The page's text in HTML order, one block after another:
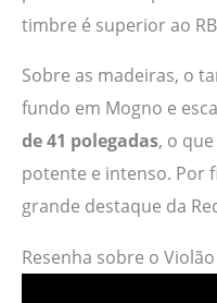
timbre é superior ao
Sobre as madeiras, o
fundo em Mogno e
de 41 polegadas, o
potente e intenso. Por
grande destaque da
Resenha sobre o